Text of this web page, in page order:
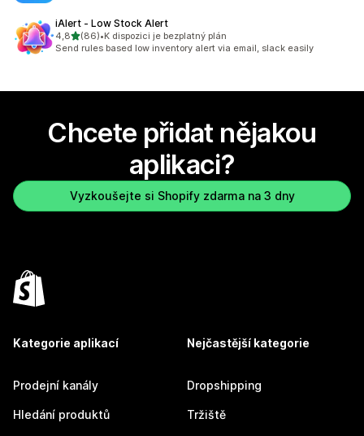
iAlert ‑ Low Stock Alert
4,8z 5 hvězd
(86)
Celkový počet recenzí: 86
•K dispozici je bezplatný plán
Send rules based low inventory alert via email, slack easily
Chcete přidat nějakou
aplikaci?
Vyzkoušejte si Shopify zdarma na 3 dny
Kategorie aplikací
Prodejní kanály
Hledání produktů
Nejčastější kategorie
Dropshipping
Tržiště